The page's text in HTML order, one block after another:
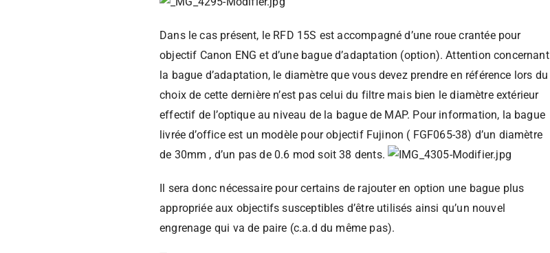
Dans le cas présent, le RFD 15S est accompagné d’une roue crantée pour
objectif Canon ENG et d’une bague d’adaptation (option). Attention concernant
la bague d’adaptation, le diamètre que vous devez prendre en référence lors du
choix de cette dernière n’est pas celui du filtre mais bien le diamètre extérieur
effectif de l’optique au niveau de la bague de MAP. Pour information, la bague
livrée d’office est un modèle pour objectif Fujinon ( FGF065-38) d’un diamètre
de 30mm , d’un pas de 0.6 mod soit 38 dents.
Il sera donc nécessaire pour certains de rajouter en option une bague plus
appropriée aux objectifs susceptibles d’être utilisés ainsi qu’un nouvel
engrenage qui va de paire (c.a.d du même pas).